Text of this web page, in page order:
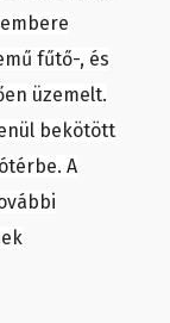
fűtő-, és
üzemelt.
bekötött
A